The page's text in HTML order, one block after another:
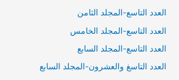
العدد التاسع-المجلد الثامن
العدد التاسع-المجلد الخامس
العدد التاسع-المجلد السابع
العدد التاسغ والعشرون-المجلد السابع